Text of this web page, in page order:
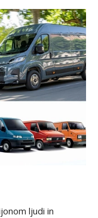
ljudi in